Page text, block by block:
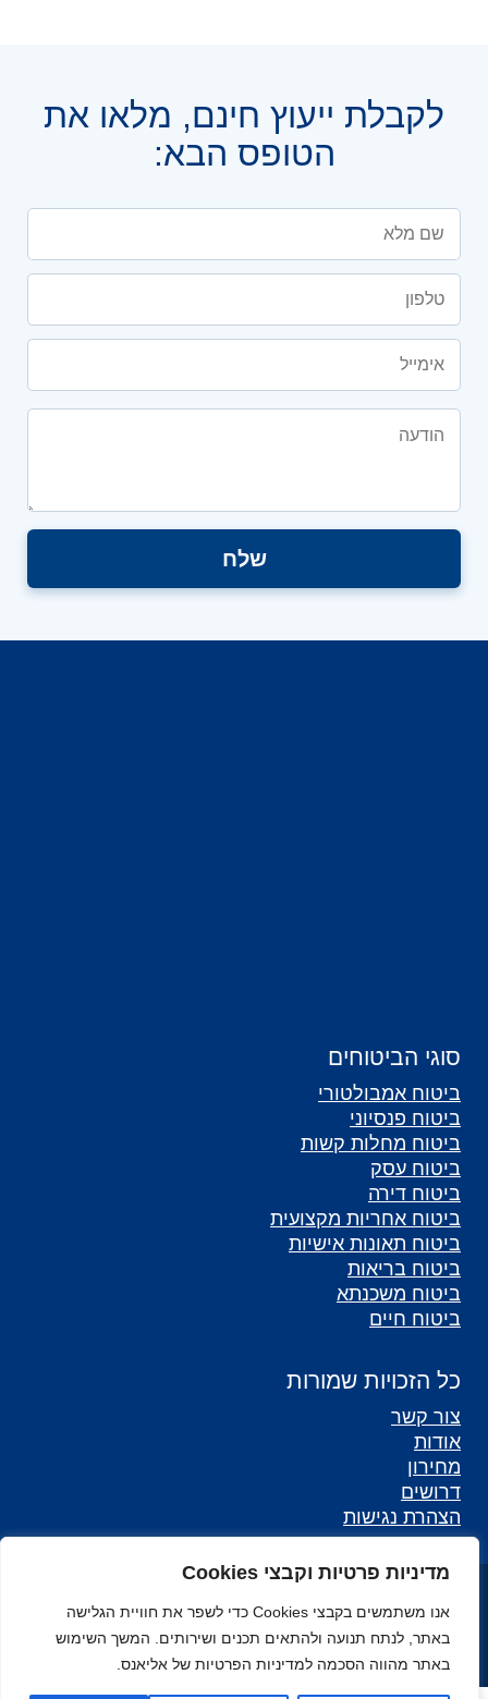
מדיניות פרטיות וקבצי Cookies
אנו משתמשים בקבצי Cookies כדי לשפר את חוויית הגלישה
באתר, לנתח תנועה ולהתאים תכנים ושירותים. המשך השימוש
באתר מהווה הסכמה למדיניות הפרטיות של אליאנס.
לקבלת ייעוץ חינם, מלאו את
הטופס הבא:
סוגי הביטוחים
ביטוח אמבולטורי
ביטוח פנסיוני
ביטוח מחלות קשות
ביטוח עסק
ביטוח דירה
ביטוח אחריות מקצועית
ביטוח תאונות אישיות
ביטוח בריאות
ביטוח משכנתא
ביטוח חיים
כל הזכויות שמורות
צור קשר
אודות
מחירון
דרושים
הצהרת נגישות
מפת אתר